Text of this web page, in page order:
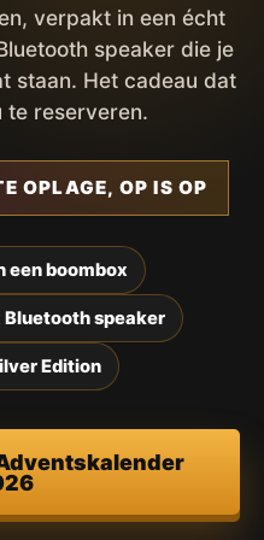
verpakt in een écht
speaker die je
staan. Het cadeau dat
reserveren.
OPLAGE, OP IS OP
een boombox
Bluetooth speaker
Edition